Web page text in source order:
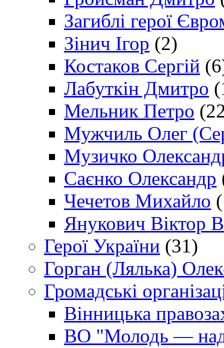
Загиблі герої
Зінич Ігор (2)
Костаков Сергій
Лабуткін Дмитро
Мельник Петро
Мужчиль Олег
Музичко
Саєнко Олександр
Чечетов Михайло
Янукович Віктор
Герої України (31)
Горган (Лялька)
Громадські
Вінницька
ВО "Молодь —